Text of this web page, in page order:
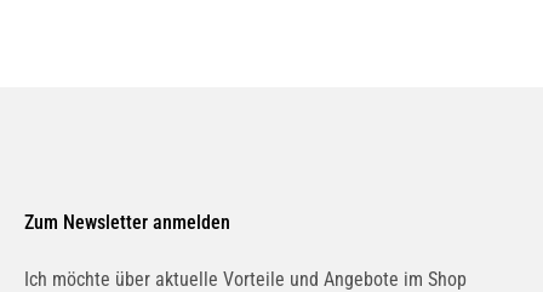
Zum Newsletter anmelden
Ich möchte über aktuelle Vorteile und Angebote im Shop